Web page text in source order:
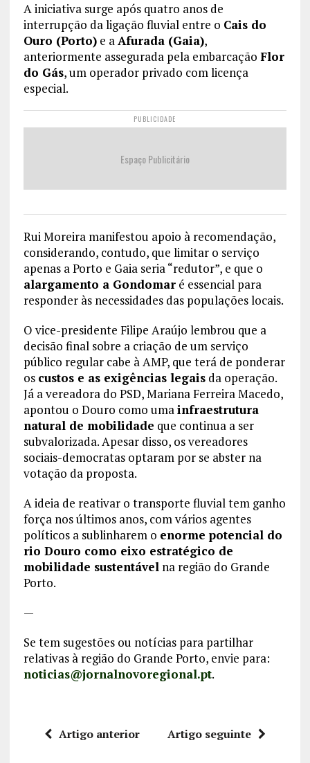
A iniciativa surge após quatro anos de
interrupção da ligação fluvial entre o Cais do
Ouro (Porto)e aAfurada (Gaia),
anteriormente assegurada pela embarcação Flor
do Gás, um operador privado com licença
especial.
PUBLICIDADE
Espaço Publicitário
Rui Moreira manifestou apoio à recomendação,
considerando, contudo, que limitar o serviço
apenas a Porto e Gaia seria “redutor”, e que o
alargamento a Gondomaré essencial para
responder às necessidades das populações locais.
O vice-presidente Filipe Araújo lembrou que a
decisão final sobre a criação de um serviço
público regular cabe à AMP, que terá de ponderar
os custos e as exigências legaisda operação.
Já a vereadora do PSD, Mariana Ferreira Macedo,
apontou o Douro como umainfraestrutura
natural de mobilidade que continua a ser
subvalorizada. Apesar disso, os vereadores
sociais-democratas optaram por se abster na
votação da proposta.
A ideia de reativar o transporte fluvial tem ganho
força nos últimos anos, com vários agentes
políticos a sublinharem o enorme potencial do
rio Douro como eixo estratégico de
mobilidade sustentávelna região do Grande
Porto.
—
Se tem sugestões ou notícias para partilhar
relativas à região do Grande Porto, envie para:
noticias@jornalnovoregional.pt.
Artigo anterior Artigo seguinte